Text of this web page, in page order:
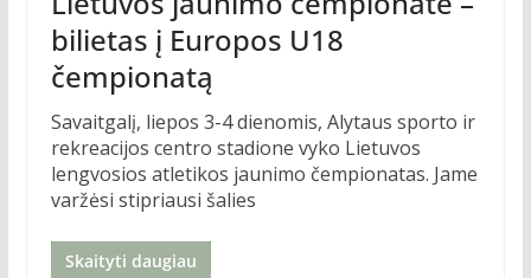
bilietas į Europos U18
čempionatą
Savaitgalį, liepos 3-4 dienomis, Alytaus sporto ir
rekreacijos centro stadione vyko Lietuvos
lengvosios atletikos jaunimo čempionatas. Jame
varžėsi stipriausi šalies
Skaityti daugiau